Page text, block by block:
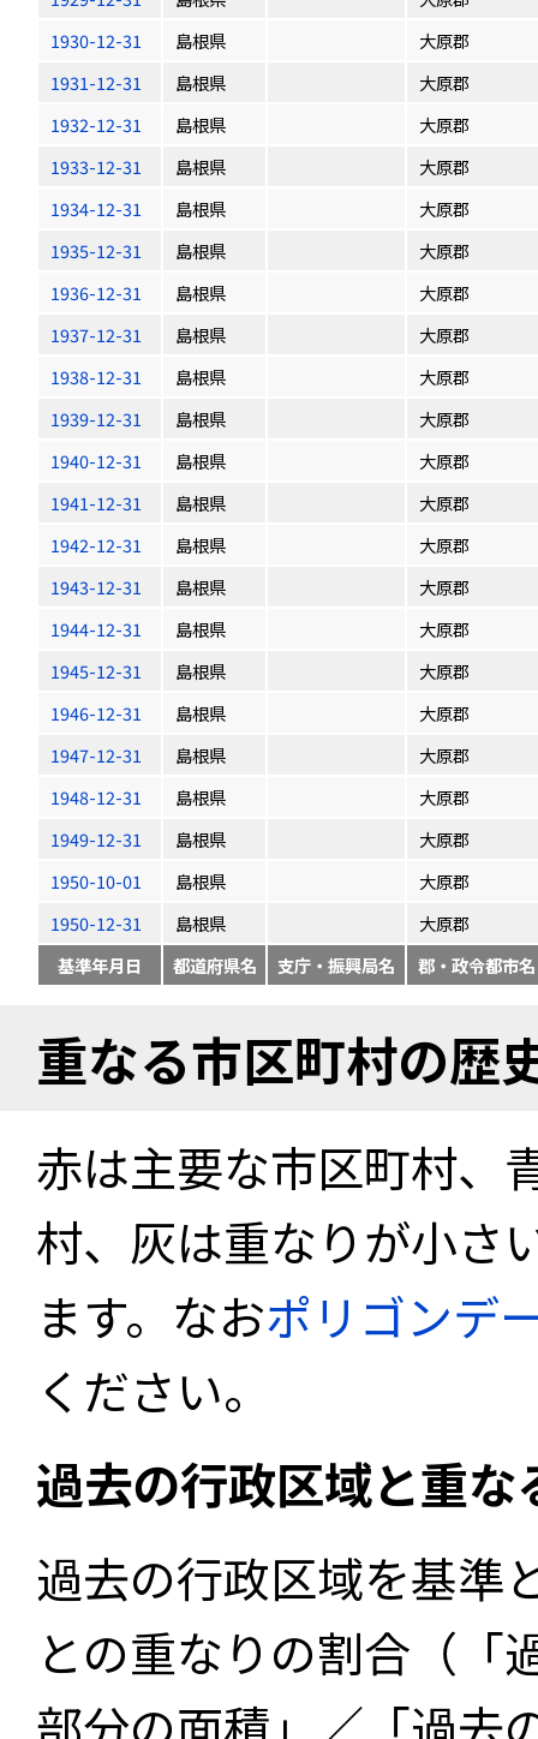
1930-12-31
島根県
大原郡
1931-12-31
島根県
大原郡
1932-12-31
島根県
大原郡
1933-12-31
島根県
大原郡
1934-12-31
島根県
大原郡
1935-12-31
島根県
大原郡
1936-12-31
島根県
大原郡
1937-12-31
島根県
大原郡
1938-12-31
島根県
大原郡
1939-12-31
島根県
大原郡
1940-12-31
島根県
大原郡
1941-12-31
島根県
大原郡
1942-12-31
島根県
大原郡
1943-12-31
島根県
大原郡
1944-12-31
島根県
大原郡
1945-12-31
島根県
大原郡
1946-12-31
島根県
大原郡
1947-12-31
島根県
大原郡
1948-12-31
島根県
大原郡
1949-12-31
島根県
大原郡
1950-10-01
島根県
大原郡
1950-12-31
島根県
大原郡
基準年月日
都道府県名 支庁・振興局名 郡・政令都市名
重なる市区町村の歴
赤は主要な市区町村、
村、灰は重なりが小さ
ます。なおポリゴンデ
ください。
過去の行政区域と重
過去の行政区域を基準
との重なりの割合（「